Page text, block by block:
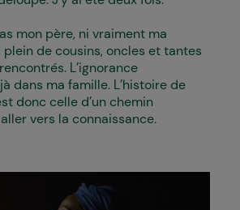
mon père, ni vraiment ma
plein de cousins, oncles et tantes
L’ignorance
dans ma famille. L’histoire de
donc celle d’un chemin
vers la connaissance.